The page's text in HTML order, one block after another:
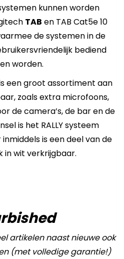
kunnen worden
TAB en TAB Cat5e 10
de systemen in de
bediend
worden.
is een groot assortiment aan
zoals extra microfoons,
de camera’s, de bar en de
is het RALLY systeem
is een deel van de
in wit verkrijgbaar.
artikelen naast nieuwe ook
(met volledige garantie!)